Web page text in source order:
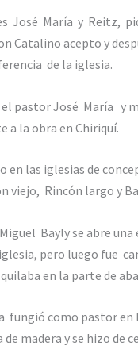
José María y Reitz,
Catalino acepto y
de la iglesia.
el pastor José María y
a la obra en Chiriquí.
en las iglesias de
viejo, Rincón largo y
Miguel Bayly se abre
pero luego fue
en la parte de
fungió como pastor
madera y se hizo de